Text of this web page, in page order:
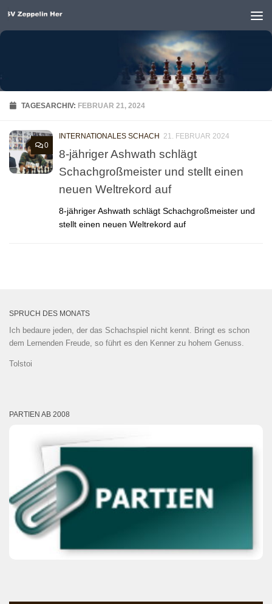
Unter dem Inhalt
TAGESARCHIV: FEBRUAR 21, 2024
0
INTERNATIONALES SCHACH 21. FEBRUAR 2024
8-jähriger Ashwath schlägt
Schachgroßmeister und stellt einen
neuen Weltrekord auf
8-jähriger Ashwath schlägt Schachgroßmeister und
stellt einen neuen Weltrekord auf
SPRUCH DES MONATS
Ich bedaure jeden, der das Schachspiel nicht kennt. Bringt es schon
dem Lernenden Freude, so führt es den Kenner zu hohem Genuss.
Tolstoi
PARTIEN AB 2008